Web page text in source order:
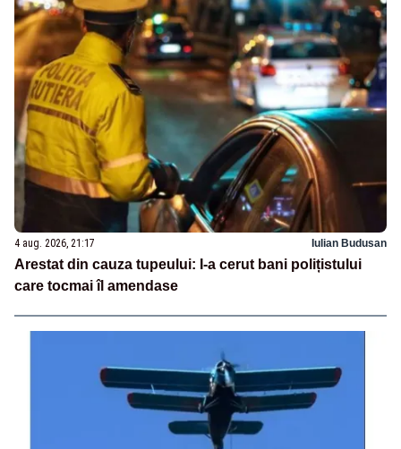
4 aug. 2026, 21:17 Iulian Budusan
Arestat din cauza tupeului: I-a cerut bani polițistului
care tocmai îl amendase